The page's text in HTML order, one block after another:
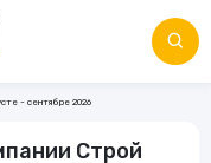
- сентябре 2026
Строй